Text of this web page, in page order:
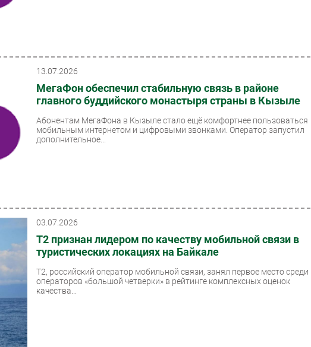
13.07.2026
МегаФон обеспечил стабильную связь в районе
главного буддийского монастыря страны в Кызыле
Абонентам МегаФона в Кызыле стало ещё комфортнее пользоваться
мобильным интернетом и цифровыми звонками. Оператор запустил
дополнительное...
03.07.2026
Т2 признан лидером по качеству мобильной связи в
туристических локациях на Байкале
Т2, российский оператор мобильной связи, занял первое место среди
операторов «большой четверки» в рейтинге комплексных оценок
качества...